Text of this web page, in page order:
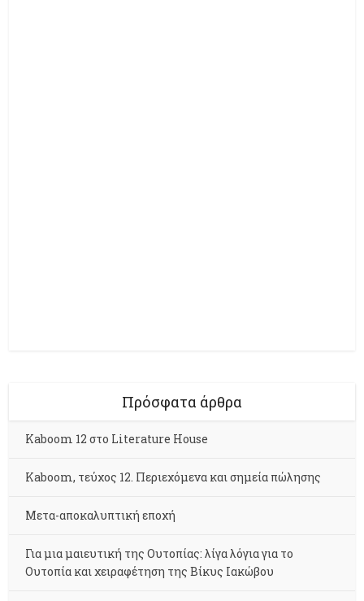
Πρόσφατα άρθρα
Kaboom 12 στο Literature House
Kaboom, τεύχος 12. Περιεχόμενα και σημεία πώλησης
Μετα-αποκαλυπτική εποχή
Για μια μαιευτική της Ουτοπίας: λίγα λόγια για το
Ουτοπία και χειραφέτηση της Βίκυς Ιακώβου